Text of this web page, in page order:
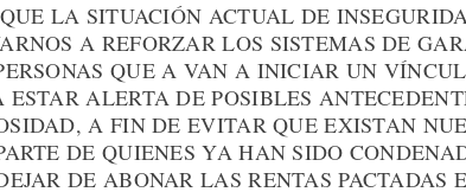
LA SITUACIÓN ACTUAL DE
A REFORZAR LOS SISTEMAS DE
QUE A VAN A INICIAR UN
ESTAR ALERTA DE POSIBLES
A FIN DE EVITAR QUE EXISTAN
DE QUIENES YA HAN SIDO
DE ABONAR LAS RENTAS PACTADAS